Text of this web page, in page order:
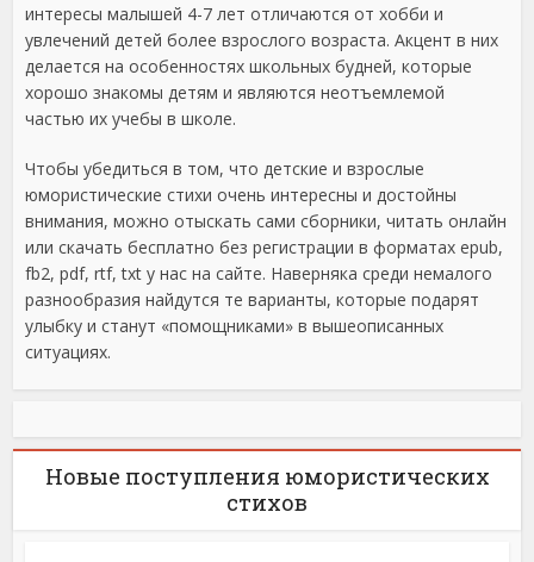
интересы малышей 4-7 лет отличаются от хобби и
увлечений детей более взрослого возраста. Акцент в них
делается на особенностях школьных будней, которые
хорошо знакомы детям и являются неотъемлемой
частью их учебы в школе.
Чтобы убедиться в том, что детские и взрослые
юмористические стихи очень интересны и достойны
внимания, можно отыскать сами сборники, читать онлайн
или скачать бесплатно без регистрации в форматах epub,
fb2, pdf, rtf, txt у нас на сайте. Наверняка среди немалого
разнообразия найдутся те варианты, которые подарят
улыбку и станут «помощниками» в вышеописанных
ситуациях.
Новые поступления юмористических
стихов